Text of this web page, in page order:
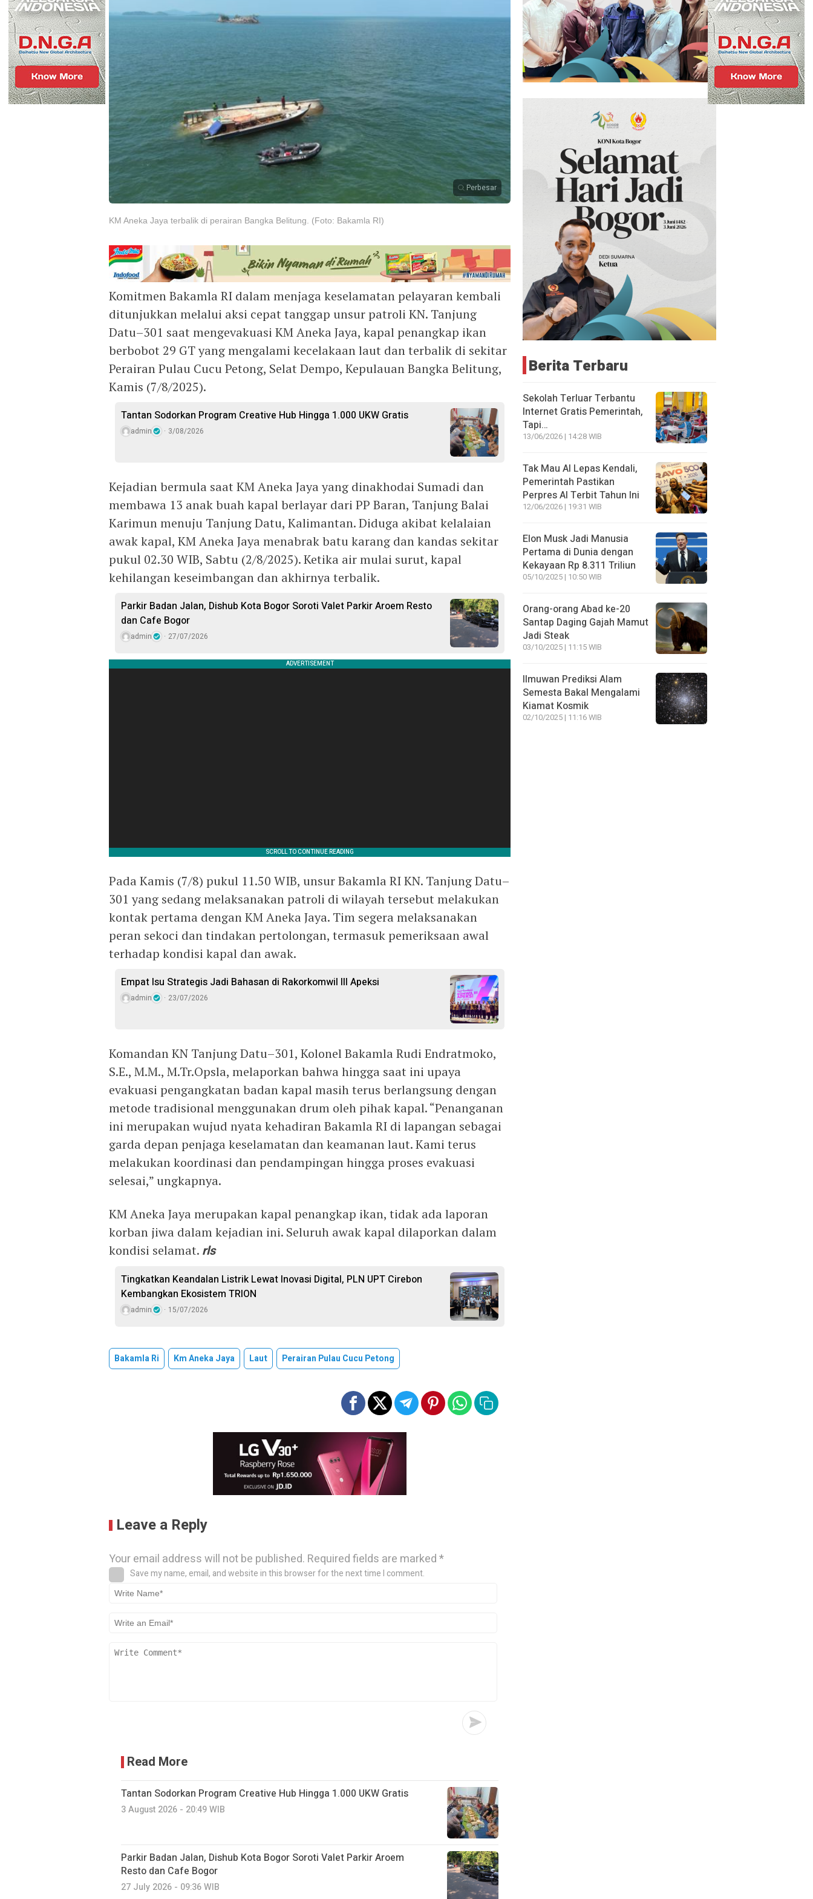
Perbesar
KM Aneka Jaya terbalik di perairan Bangka Belitung. (Foto: Bakamla RI)
Komitmen Bakamla RI dalam menjaga keselamatan pelayaran kembali
ditunjukkan melalui aksi cepat tanggap unsur patroli KN. Tanjung
Datu–301 saat mengevakuasi KM Aneka Jaya, kapal penangkap ikan
berbobot 29 GT yang mengalami kecelakaan laut dan terbalik di sekitar
Perairan Pulau Cucu Petong, Selat Dempo, Kepulauan Bangka Belitung,
Kamis (7/8/2025).
Tantan Sodorkan Program Creative Hub Hingga 1.000 UKW Gratis
admin 3/08/2026
Kejadian bermula saat KM Aneka Jaya yang dinakhodai Sumadi dan
membawa 13 anak buah kapal berlayar dari PP Baran, Tanjung Balai
Karimun menuju Tanjung Datu, Kalimantan. Diduga akibat kelalaian
awak kapal, KM Aneka Jaya menabrak batu karang dan kandas sekitar
pukul 02.30 WIB, Sabtu (2/8/2025). Ketika air mulai surut, kapal
kehilangan keseimbangan dan akhirnya terbalik.
Parkir Badan Jalan, Dishub Kota Bogor Soroti Valet Parkir Aroem Resto
dan Cafe Bogor
admin 27/07/2026
Pada Kamis (7/8) pukul 11.50 WIB, unsur Bakamla RI KN. Tanjung Datu–
301 yang sedang melaksanakan patroli di wilayah tersebut melakukan
kontak pertama dengan KM Aneka Jaya. Tim segera melaksanakan
peran sekoci dan tindakan pertolongan, termasuk pemeriksaan awal
terhadap kondisi kapal dan awak.
Empat Isu Strategis Jadi Bahasan di Rakorkomwil III Apeksi
admin 23/07/2026
Komandan KN Tanjung Datu–301, Kolonel Bakamla Rudi Endratmoko,
S.E., M.M., M.Tr.Opsla, melaporkan bahwa hingga saat ini upaya
evakuasi pengangkatan badan kapal masih terus berlangsung dengan
metode tradisional menggunakan drum oleh pihak kapal. “Penanganan
ini merupakan wujud nyata kehadiran Bakamla RI di lapangan sebagai
garda depan penjaga keselamatan dan keamanan laut. Kami terus
melakukan koordinasi dan pendampingan hingga proses evakuasi
selesai,” ungkapnya.
KM Aneka Jaya merupakan kapal penangkap ikan, tidak ada laporan
korban jiwa dalam kejadian ini. Seluruh awak kapal dilaporkan dalam
kondisi selamat. rls
Tingkatkan Keandalan Listrik Lewat Inovasi Digital, PLN UPT Cirebon
Kembangkan Ekosistem TRION
admin 15/07/2026
Bakamla Ri Km Aneka Jaya Laut Perairan Pulau Cucu Petong
Leave a Reply
Your email address will not be published. Required fields are marked*
Save my name, email, and website in this browser for the next time I comment.
Read More
Tantan Sodorkan Program Creative Hub Hingga 1.000 UKW Gratis
3 August 2026 - 20:49 WIB
Parkir Badan Jalan, Dishub Kota Bogor Soroti Valet Parkir Aroem
Resto dan Cafe Bogor
27 July 2026 - 09:36 WIB
Berita Terbaru
Sekolah Terluar Terbantu
Internet Gratis Pemerintah,
Tapi…
13/06/2026 | 14:28 WIB
Tak Mau AI Lepas Kendali,
Pemerintah Pastikan
Perpres AI Terbit Tahun Ini
12/06/2026 | 19:31 WIB
Elon Musk Jadi Manusia
Pertama di Dunia dengan
Kekayaan Rp 8.311 Triliun
05/10/2025 | 10:50 WIB
Orang-orang Abad ke-20
Santap Daging Gajah Mamut
Jadi Steak
03/10/2025 | 11:15 WIB
Ilmuwan Prediksi Alam
Semesta Bakal Mengalami
Kiamat Kosmik
02/10/2025 | 11:16 WIB